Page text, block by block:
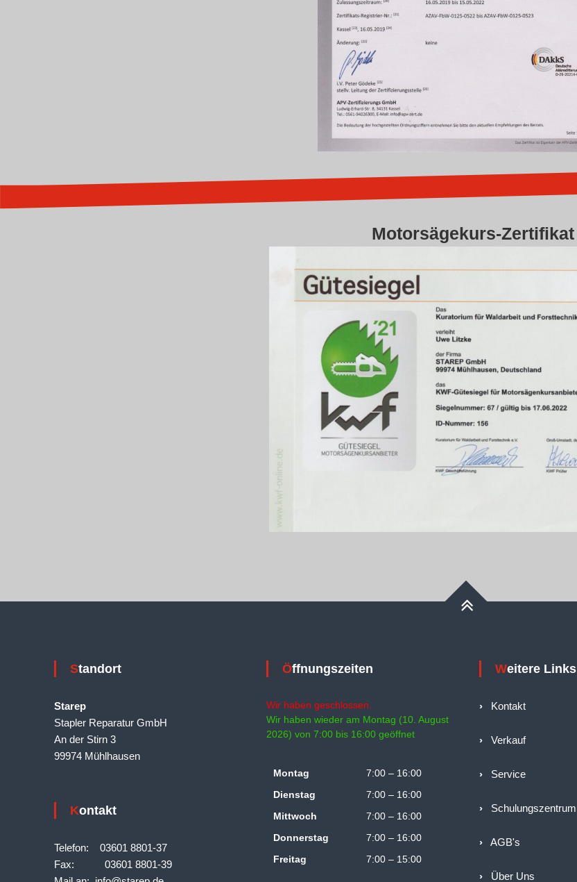
Motorsägekurs-Zertifikat
Standort
Starep
Stapler Reparatur GmbH
An der Stirn 3
99974 Mühlhausen
Kontakt
Telefon: 03601 8801-37
Fax: 03601 8801-39
Öffnungszeiten
Wir haben geschlossen.
Wir haben wieder am Montag (10. August
2026) von 7:00 bis 16:00 geöffnet
Montag
7:00 – 16:00
Dienstag
7:00 – 16:00
Mittwoch
7:00 – 16:00
Donnerstag
7:00 – 16:00
Freitag
7:00 – 15:00
Weitere Links
› Kontakt
› Verkauf
› Service
› Schulungszentrum
› AGB's
› Über Uns